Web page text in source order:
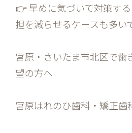
👉 早めに気づいて対策す
担を減らせるケースも多い
宮原・さいたま市北区で歯
望の方へ
宮原はれのひ歯科・矯正歯